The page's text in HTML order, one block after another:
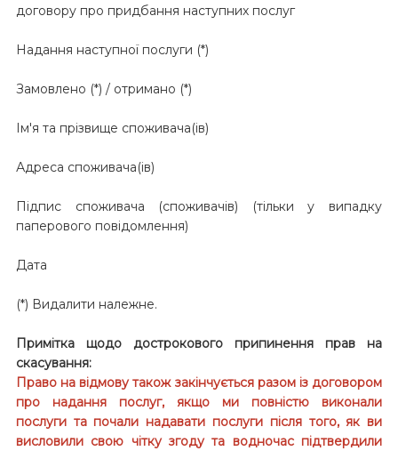
договору про придбання наступних послуг
Надання наступної послуги (*)
Замовлено (*) / отримано (*)
Ім'я та прізвище споживача(ів)
Адреса споживача(ів)
Підпис споживача (споживачів) (тільки у випадку
паперового повідомлення)
Дата
(*) Видалити належне.
Примітка щодо дострокового припинення прав на
скасування:
Право на відмову також закінчується разом із договором
про надання послуг, якщо ми повністю виконали
послуги та почали надавати послуги після того, як ви
висловили свою чітку згоду та водночас підтвердили